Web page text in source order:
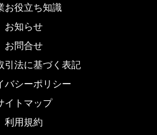
お役立ち知識
お知らせ
お問合せ
引法に基づく表記
バシーポリシー
イトマップ
利用規約